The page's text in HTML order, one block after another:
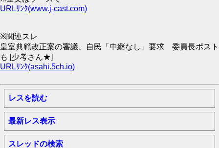
URLﾘﾝｸ(www.j-cast.com)
※関連スレ
皇室典範改正案の審議、自民「中継なし」要求 委員長ポスト
も [少考さん★]
URLﾘﾝｸ(asahi.5ch.io)
レスを読む
最新レス表示
スレッドの検索